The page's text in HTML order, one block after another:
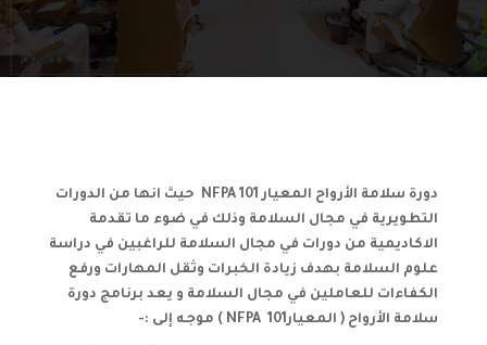
دورة سلامة الأرواح المعيار 101 NFPA حيث انها من الدورات
التطويرية في مجال السلامة وذلك في ضوء ما تقدمة
الاكاديمية من دورات في مجال السلامة للراغبين في دراسة
علوم السلامة بهدف زيادة الخبرات وثقل المهارات ورفع
الكفاءات للعاملين في مجال السلامة و يعد برنامج دورة
سلامة الأرواح ( المعيار101 NFPA ) موجـه إلى :-